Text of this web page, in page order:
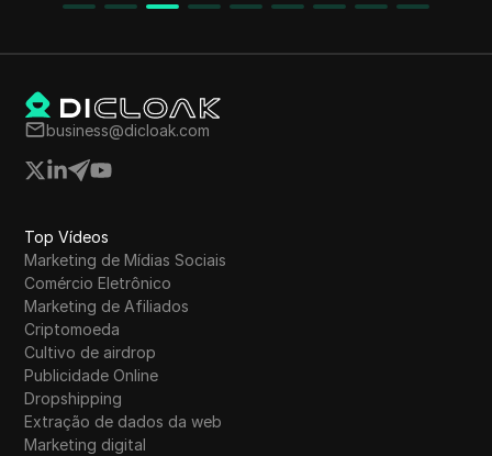
YouTuber também enfatiza a importância da
business@dicloak.com
Top Vídeos
Marketing de Mídias Sociais
Comércio Eletrônico
Marketing de Afiliados
Criptomoeda
Cultivo de airdrop
Publicidade Online
Dropshipping
Extração de dados da web
Marketing digital